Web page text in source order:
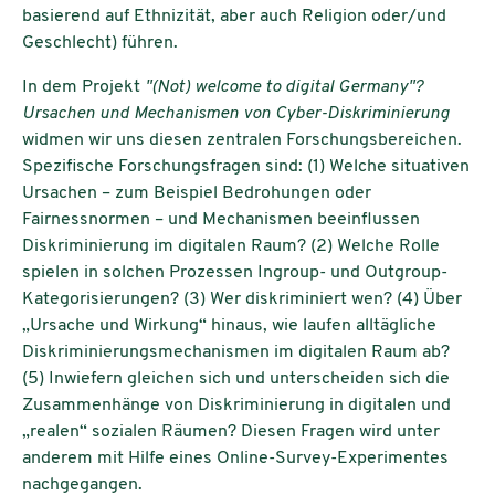
basierend auf Ethnizität, aber auch Religion oder/und
Geschlecht) führen.
In dem Projekt "(Not) welcome to digital Germany"?
Ursachen und Mechanismen von Cyber-Diskriminierung
widmen wir uns diesen zentralen Forschungsbereichen.
Spezifische Forschungsfragen sind: (1) Welche situativen
Ursachen – zum Beispiel Bedrohungen oder
Fairnessnormen – und Mechanismen beeinflussen
Diskriminierung im digitalen Raum? (2) Welche Rolle
spielen in solchen Prozessen Ingroup- und Outgroup-
Kategorisierungen? (3) Wer diskriminiert wen? (4) Über
„Ursache und Wirkung“ hinaus, wie laufen alltägliche
Diskriminierungsmechanismen im digitalen Raum ab?
(5) Inwiefern gleichen sich und unterscheiden sich die
Zusammenhänge von Diskriminierung in digitalen und
„realen“ sozialen Räumen? Diesen Fragen wird unter
anderem mit Hilfe eines Online-Survey-Experimentes
nachgegangen.